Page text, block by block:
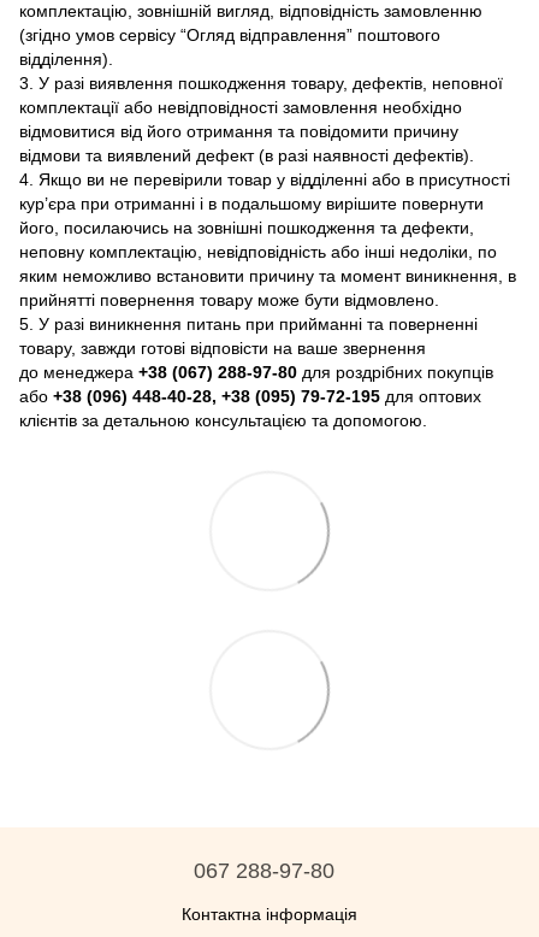
комплектацію, зовнішній вигляд, відповідність замовленню
(згідно умов сервісу “Огляд відправлення” поштового
відділення).
3. У разі виявлення пошкодження товару, дефектів, неповної
комплектації або невідповідності замовлення необхідно
відмовитися від його отримання та повідомити причину
відмови та виявлений дефект (в разі наявності дефектів).
4. Якщо ви не перевірили товар у відділенні або в присутності
кур’єра при отриманні і в подальшому вирішите повернути
його, посилаючись на зовнішні пошкодження та дефекти,
неповну комплектацію, невідповідність або інші недоліки, по
яким неможливо встановити причину та момент виникнення, в
прийнятті повернення товару може бути відмовлено.
5. У разі виникнення питань при прийманні та поверненні
товару, завжди готові відповісти на ваше звернення
до менеджера +38 (067) 288-97-80 для роздрібних покупців
або +38 (096) 448-40-28, +38 (095) 79-72-195 для оптових
клієнтів за детальною консультацією та допомогою.
067 288-97-80
Контактна інформація